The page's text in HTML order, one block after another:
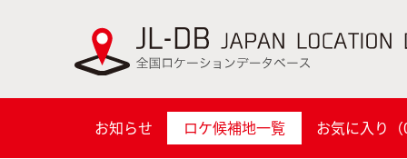
お知らせ ロケ候補地一覧 お気に入り（